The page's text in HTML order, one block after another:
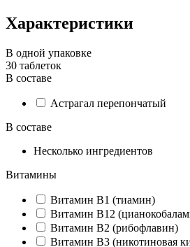
Характеристики
В одной упаковке
30 таблеток
В составе
Астрагал перепончатый
В составе
Несколько ингредиентов
Витамины
Витамин B1 (тиамин)
Витамин B12
Витамин B2 (рибофлавин)
Витамин B3 (никотиновая